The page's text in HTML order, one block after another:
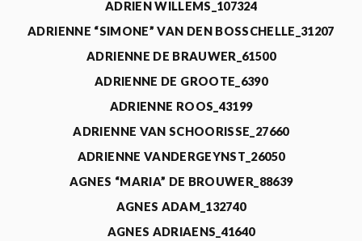
ADRIEN WILLEMS_107324
ADRIENNE “SIMONE” VAN DEN BOSSCHELLE_31207
ADRIENNE DE BRAUWER_61500
ADRIENNE DE GROOTE_6390
ADRIENNE ROOS_43199
ADRIENNE VAN SCHOORISSE_27660
ADRIENNE VANDERGEYNST_26050
AGNES “MARIA” DE BROUWER_88639
AGNES ADAM_132740
AGNES ADRIAENS_41640